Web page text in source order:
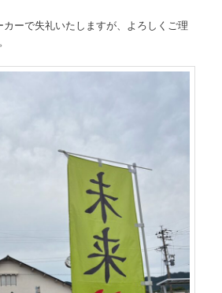
ーで失礼いたしますが、よろしくご理